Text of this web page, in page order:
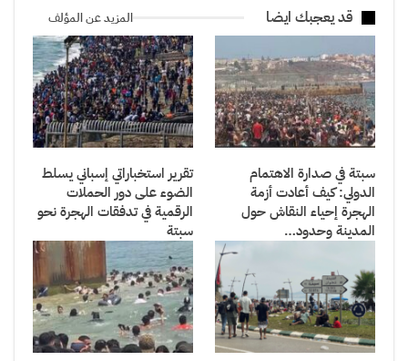
قد يعجبك ايضا المزيد عن المؤلف
سبتة في صدارة الاهتمام
الدولي: كيف أعادت أزمة
الهجرة إحياء النقاش حول
المدينة وحدود…
تقرير استخباراتي إسباني يسلط
الضوء على دور الحملات
الرقمية في تدفقات الهجرة نحو
سبتة